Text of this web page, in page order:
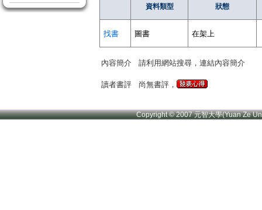
資料類型 狀態
找書 圖書 在架上
內容簡介 請利用網站搜尋，連結內容簡介
讀者書評 尚無書評，
Copyright © 2007 元智大學(Yuan Ze